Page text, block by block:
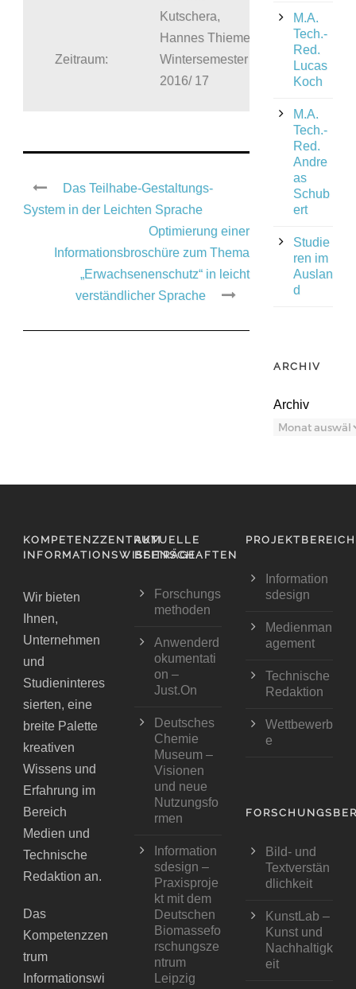
Kutschera,
Hannes Thieme
Zeitraum:
Wintersemester
2016/ 17
Das Teilhabe-Gestaltungs-
System in der Leichten Sprache
Optimierung einer
Informationsbroschüre zum Thema
„Erwachsenenschutz“ in leicht
verständlicher Sprache
M.A.
Tech.-
Red.
Lucas
Koch
M.A.
Tech.-
Red.
Andre
as
Schub
ert
Studie
ren im
Auslan
d
ARCHIV
Archiv
KOMPETENZZENTRUM
INFORMATIONSWISSENSCHAFTEN
Wir bieten
Ihnen,
Unternehmen
und
Studieninteres
sierten, eine
breite Palette
kreativen
Wissens und
Erfahrung im
Bereich
Medien und
Technische
Redaktion an.
Das
Kompetenzzen
trum
Informationswi
AKTUELLE
BEITRÄGE
Forschungs
methoden
Anwenderd
okumentati
on –
Just.On
Deutsches
Chemie
Museum –
Visionen
und neue
Nutzungsfo
rmen
Information
sdesign –
Praxisproje
kt mit dem
Deutschen
Biomassefo
rschungsze
ntrum
Leipzig
Information
sdesign
Medienman
agement
Technische
Redaktion
Wettbewerb
e
Bild- und
Textverstän
dlichkeit
KunstLab –
Kunst und
Nachhaltigk
eit